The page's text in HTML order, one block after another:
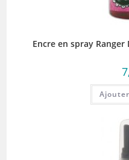
Encre en spray